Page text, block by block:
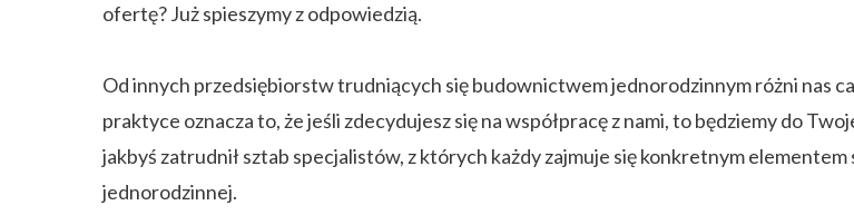
ofertę? Już spieszymy z odpowiedzią.
Od innych przedsiębiorstw trudniących się budownictwem jednorodzinnym różni nas
praktyce oznacza to, że jeśli zdecydujesz się na współpracę z nami, to będziemy do
jakbyś zatrudnił sztab specjalistów, z których każdy zajmuje się konkretnym
jednorodzinnej.